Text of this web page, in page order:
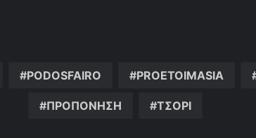
PODOSFAIRO PROETOIMASIA
ΠΡΟΠΟΝΗΣΗ ΤΣΟΡΙ